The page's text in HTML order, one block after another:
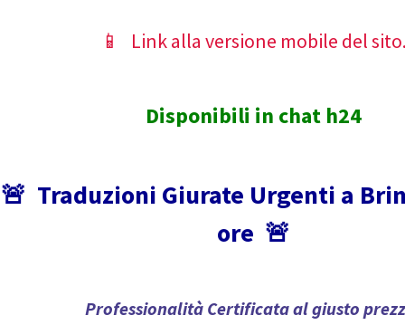
📱 Link alla versione mobile del
Disponibili in chat h24
🚨 Traduzioni Giurate Urgenti a
ore 🚨
Professionalità Certificata al giusto